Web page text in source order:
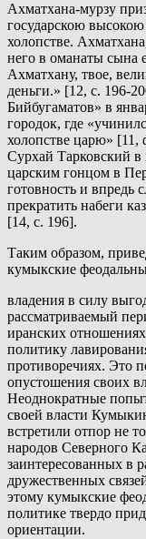
Ахматхана-мурзу
государскою
холопстве.
него в оманаты сына
Ахматхану, твое,
деньги.» [12, с. 196-
Бийбугаматов» в
городок, где
холопстве царю»
Сурхай Тарковский в
царским гонцом в
готовность и впредь
прекратить набеги
[14, с. 196].
Таким образом,
кумыкские
владения в силу
рассматриваемый
иранских
политику
противоречиях. Это
опустошения своих
Неоднократные
своей власти
встретили отпор не
народов Северного
заинтересованных в
дружественных
этому кумыкские
политике твердо
ориентации.